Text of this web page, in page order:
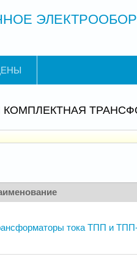
тока ТПП и